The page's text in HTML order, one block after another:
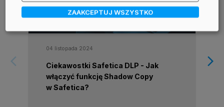
arrow_forward_ios
04 listopada 2024
Ciekawostki Safetica DLP - Jak
włączyć funkcję Shadow Copy
w Safetica?
arrow_forward_ios
ZAAKCEPTUJ WSZYSTKO